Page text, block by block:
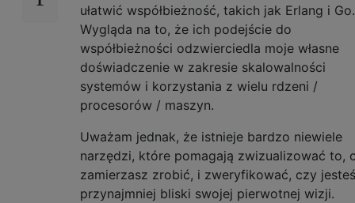
ułatwić współbieżność, takich jak Erlang i Go.
Wygląda na to, że ich podejście do
współbieżności odzwierciedla moje własne
doświadczenie w zakresie skalowalności
systemów i korzystania z wielu rdzeni /
procesorów / maszyn.
Uważam jednak, że istnieje bardzo niewiele
narzędzi, które pomagają zwizualizować to,
zamierzasz zrobić, i zweryfikować, czy jesteś
przynajmniej bliski swojej pierwotnej wizji.